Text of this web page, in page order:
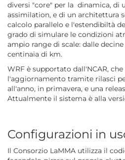
diversi "core" per la dinamica, di
assimilation, e di un architettura
calcolo parallelo e l'estendibiltà
grado di simulare le condizioni
ampio range di scale: dalle
centinaia di km.
WRF è supportato dall'NCAR,
l'aggiornamento tramite rilasci
all'anno, in primavera, e una
Attualmente il sistema è alla
Configurazioni in
Il Consorzio LaMMA utilizza il